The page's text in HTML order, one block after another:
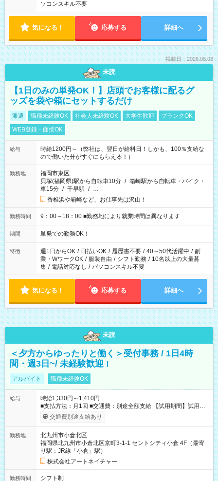
ソコンスキル不要
気になる！ 応募する 詳細へ
掲載日：2026.08.08
未読
【1日のみの単発OK！】店頭でお客様に配るグ
ッズを袋や箱にセットするだけ
派遣 職種未経験OK 社会人未経験OK 大学生歓迎
ブランクOK
WEB登録・面接OK
給与
時給1200円～（弊社は、翌日が給料日！しかも、100％支給な
ので働いた分がすぐにもらえる！）
勤務地
福岡市東区
貝塚(福岡県)駅から自転車10分 / 箱崎駅から自転車・バイク・
車15分 / 千早駅 / …
香椎浜や箱崎など、お仕事先は沢山！
勤務時間 9：00～18：00 ■勤務地により就業時間は異なります
期間 単発での勤務OK！
特徴 週1日からOK / 日払いOK / 履歴書不要 / 40～50代活躍中 / 副
業・WワークOK / 服装自由 / シフト勤務 / 10名以上の大量募
集 / 電話対応なし / パソコンスキル不要
気になる！ 応募する 詳細へ
未読
＜夕方からゆったりと働く＞受付事務 / 1日4時
間・週3日~/ 未経験歓迎 !
アルバイト 職種未経験OK
給与
時給1,330円～1,410円
■支払方法：月1回 ■交通費：別途全額支給 【試用期間】試用期
間あり 試用期間の長さ：6ヶ月 雇用形態、給与は本採用時と同
じです。
交通費別途支給あり
勤務地
北九州市小倉北区
福岡県北九州市小倉北区京町3-1-1 セントシティ小倉 4F（最寄
り駅：JR線「小倉」駅）
株式会社アートネイチャー
勤務時間 シフト制